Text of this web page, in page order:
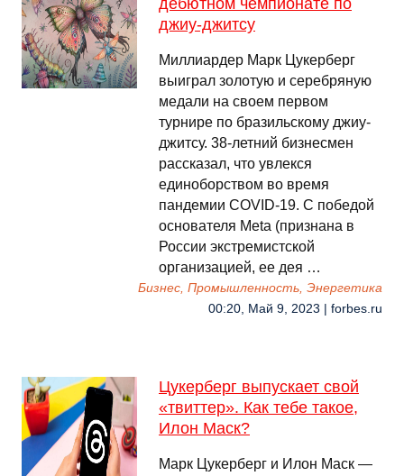
дебютном чемпионате по
джиу-джитсу
Миллиардер Марк Цукерберг
выиграл золотую и серебряную
медали на своем первом
турнире по бразильскому джиу-
джитсу. 38-летний бизнесмен
рассказал, что увлекся
единоборством во время
пандемии COVID-19. С победой
основателя Meta (признана в
России экстремистской
организацией, ее дея …
Бизнес, Промышленность, Энергетика
00:20, Май 9, 2023 | forbes.ru
Цукерберг выпускает свой
«твиттер». Как тебе такое,
Илон Маск?
Марк Цукерберг и Илон Маск —